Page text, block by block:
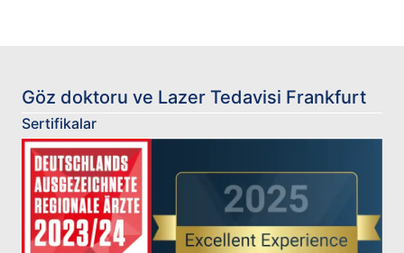
Göz doktoru ve Lazer Tedavisi Frankfurt
Sertifikalar